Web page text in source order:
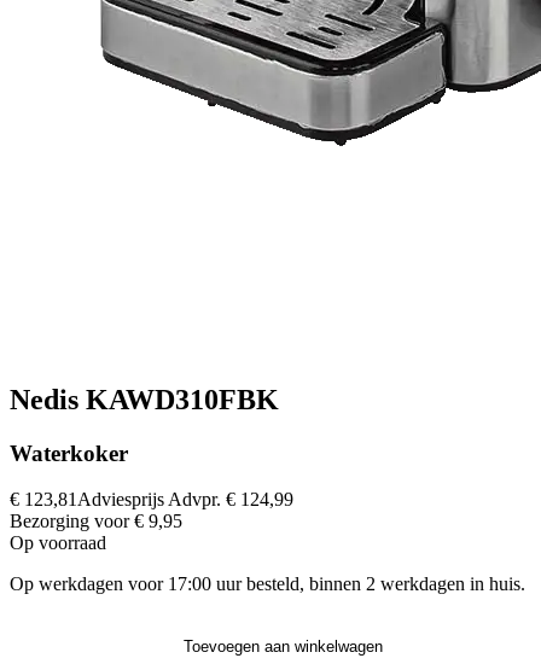
Nedis KAWD310FBK
Waterkoker
€ 123,81 Adviesprijs Advpr. € 124,99
Bezorging voor € 9,95
Op voorraad
Op werkdagen voor 17:00 uur besteld, binnen 2 werkdagen in huis.
Toevoegen aan winkelwagen